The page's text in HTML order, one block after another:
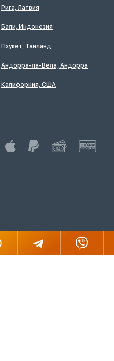
Рига, Латвия
Бали, Индонезия
Пхукет, Таиланд
Андорра-ла-Вела, Андорра
Калифорния, США